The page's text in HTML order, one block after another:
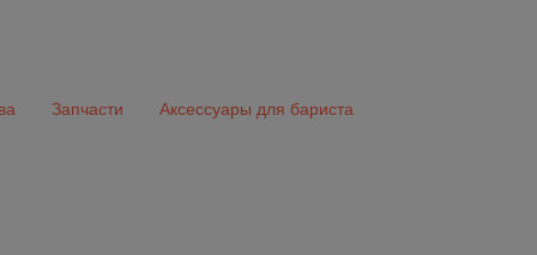
Запчасти Аксессуары для бариста